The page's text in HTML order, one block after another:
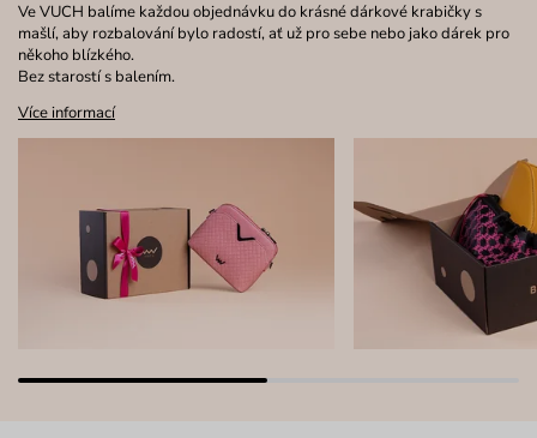
Ve VUCH balíme každou objednávku do krásné dárkové krabičky s
mašlí, aby rozbalování bylo radostí, ať už pro sebe nebo jako dárek pro
někoho blízkého.
Bez starostí s balením.
Více informací